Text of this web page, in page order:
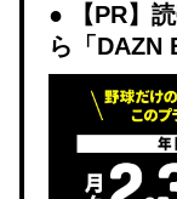
【PR】
ら「DAZN